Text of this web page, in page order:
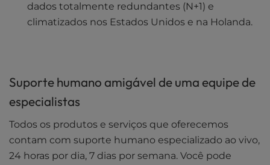
dados totalmente redundantes (N+1) e
climatizados nos Estados Unidos e na Holanda.
Suporte humano amigável de uma equipe de
especialistas
Todos os produtos e serviços que oferecemos
contam com suporte humano especializado ao vivo,
24 horas por dia, 7 dias por semana. Você pode